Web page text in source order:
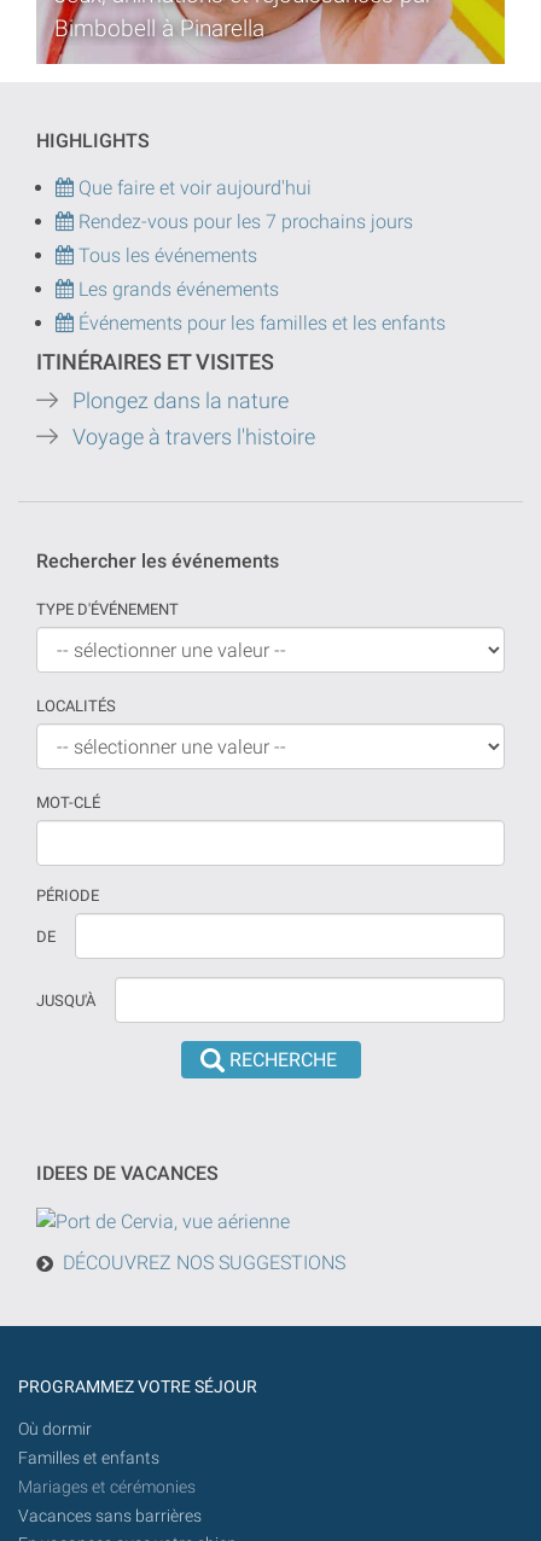
Bimbobell à Pinarella
HIGHLIGHTS
Que faire et voir aujourd'hui
Rendez-vous pour les 7 prochains jours
Tous les événements
Les grands événements
Événements pour les familles et les enfants
ITINÉRAIRES ET VISITES
Plongez dans la nature
Voyage à travers l'histoire
Rechercher les événements
TYPE D'ÉVÉNEMENT
LOCALITÉS
MOT-CLÉ
PÉRIODE
Si
aucune
n'est
à
partir
à
La
être
DE
JUSQU'À
IDEES DE VACANCES
DÉCOUVREZ NOS SUGGESTIONS
PROGRAMMEZ VOTRE SÉJOUR
Où dormir
Familles et enfants
Mariages et cérémonies
Vacances sans barrières